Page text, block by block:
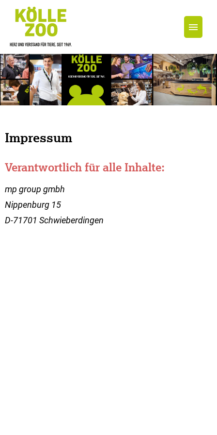
Jobs
Impressum
Verantwortlich für alle Inhalte:
mp group gmbh
Nippenburg 15
D-71701 Schwieberdingen